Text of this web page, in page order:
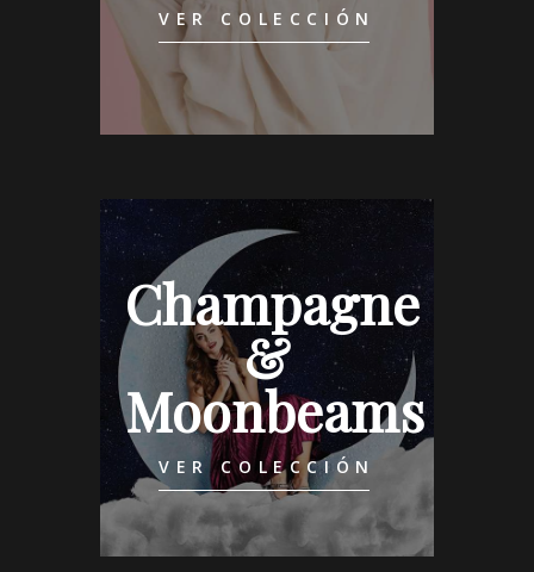
VER COLECCIÓN
Champagne
&
Moonbeams
VER COLECCIÓN